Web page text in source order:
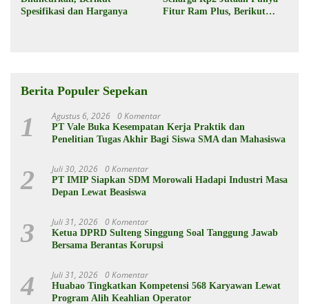
Spesifikasi dan Harganya
Fitur Ram Plus, Berikut
Berita Populer Sepekan
1 Agustus 6, 2026 0 Komentar
PT Vale Buka Kesempatan Kerja Praktik dan
Penelitian Tugas Akhir Bagi Siswa SMA dan Mahasiswa
2 Juli 30, 2026 0 Komentar
PT IMIP Siapkan SDM Morowali Hadapi Industri Masa
Depan Lewat Beasiswa
3 Juli 31, 2026 0 Komentar
Ketua DPRD Sulteng Singgung Soal Tanggung Jawab
Bersama Berantas Korupsi
4 Juli 31, 2026 0 Komentar
Huabao Tingkatkan Kompetensi 568 Karyawan Lewat
Program Alih Keahlian Operator